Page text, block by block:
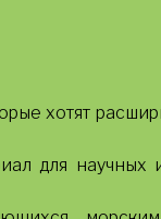
хотят
для научных